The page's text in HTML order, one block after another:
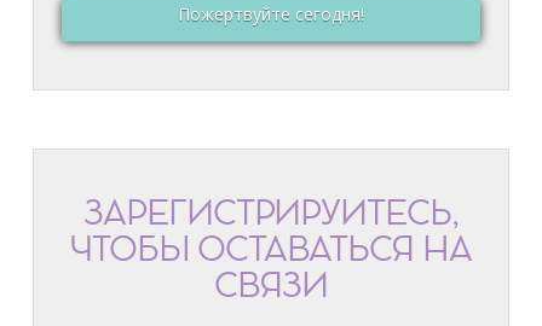
Пожертвуйте сегодня!
ЗАРЕГИСТРИРУЙТЕСЬ,
ЧТОБЫ ОСТАВАТЬСЯ НА
СВЯЗИ